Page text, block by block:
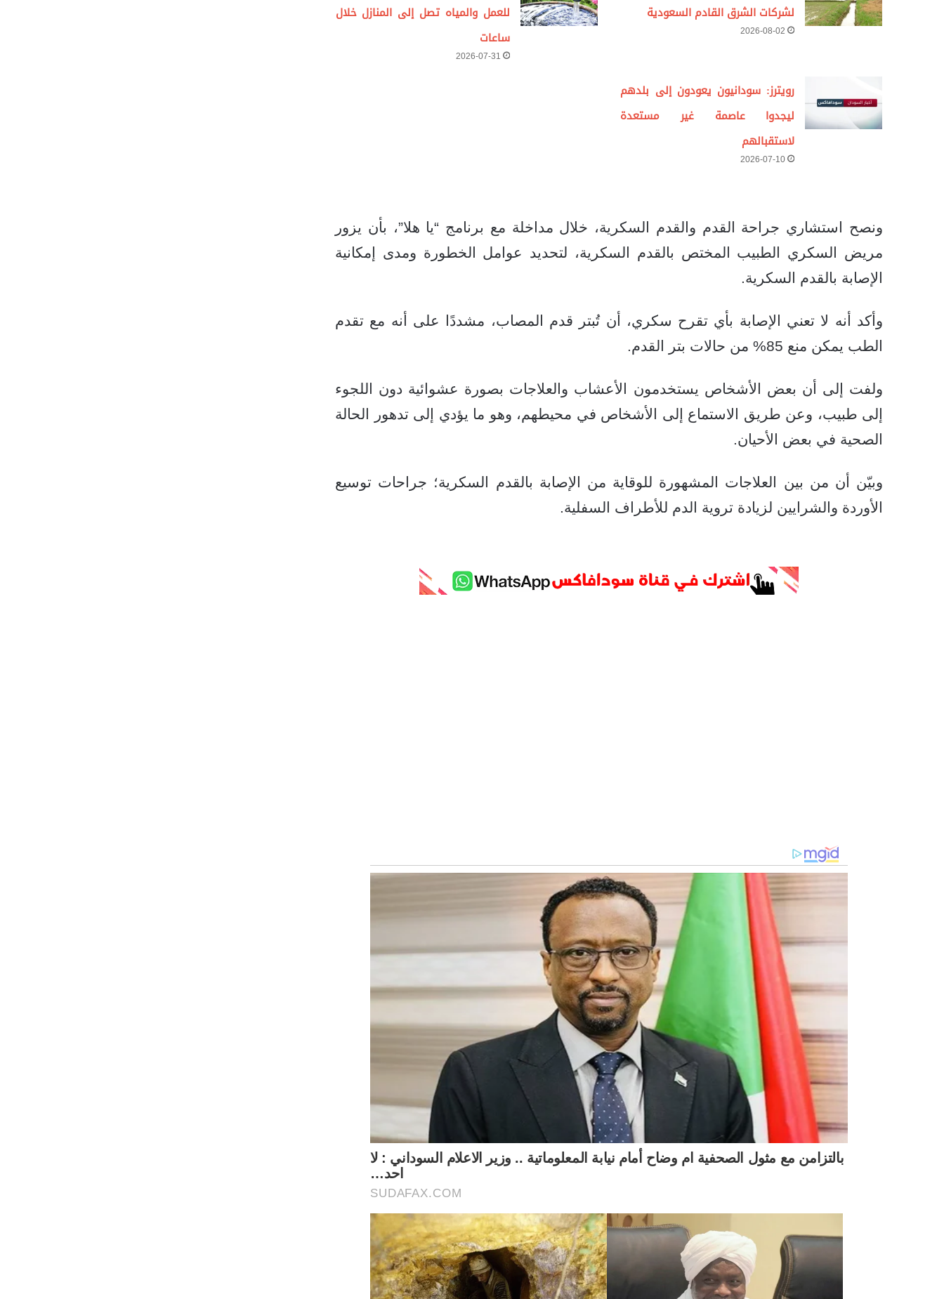
لشركات الشرق القادم السعودية
2026-08-02
للعمل والمياه تصل إلى المنازل خلال
ساعات
2026-07-31
رويترز: سودانيون يعودون إلى بلدهم
ليجدوا عاصمة غير مستعدة
لاستقبالهم
2026-07-10
ونصح استشاري جراحة القدم والقدم السكرية، خلال مداخلة مع برنامج “يا هلا”، بأن يزور
مريض السكري الطبيب المختص بالقدم السكرية، لتحديد عوامل الخطورة ومدى إمكانية
الإصابة بالقدم السكرية.
وأكد أنه لا تعني الإصابة بأي تقرح سكري، أن تُبتر قدم المصاب، مشددًا على أنه مع تقدم
الطب يمكن منع 85% من حالات بتر القدم.
ولفت إلى أن بعض الأشخاص يستخدمون الأعشاب والعلاجات بصورة عشوائية دون اللجوء
إلى طبيب، وعن طريق الاستماع إلى الأشخاص في محيطهم، وهو ما يؤدي إلى تدهور الحالة
الصحية في بعض الأحيان.
وبيّن أن من بين العلاجات المشهورة للوقاية من الإصابة بالقدم السكرية؛ جراحات توسيع
الأوردة والشرايين لزيادة تروية الدم للأطراف السفلية.